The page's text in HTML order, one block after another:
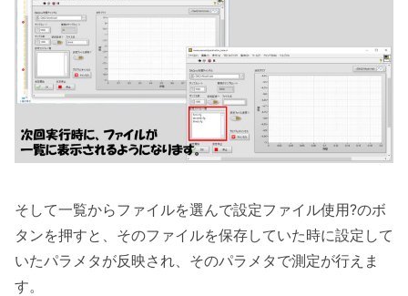
そして一覧からファイルを選んで設定ファイル使用?のボ
タンを押すと、そのファイルを保存していた時に設定して
いたパラメタが反映され、そのパラメタで測定が行えま
す。